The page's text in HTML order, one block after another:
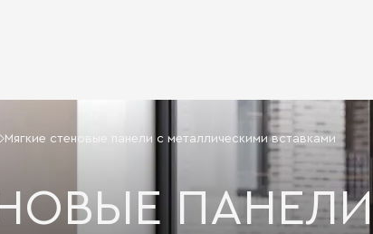
Мягкие стеновые панели с металлическими вставками
ПАНЕЛИ